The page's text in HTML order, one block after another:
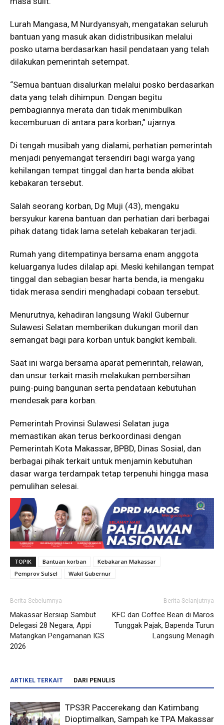
Lurah Mangasa, M Nurdyansyah, mengatakan seluruh
bantuan yang masuk akan didistribusikan melalui
posko utama berdasarkan hasil pendataan yang telah
dilakukan pemerintah setempat.
“Semua bantuan disalurkan melalui posko berdasarkan
data yang telah dihimpun. Dengan begitu
pembagiannya merata dan tidak menimbulkan
kecemburuan di antara para korban,” ujarnya.
Di tengah musibah yang dialami, perhatian pemerintah
menjadi penyemangat tersendiri bagi warga yang
kehilangan tempat tinggal dan harta benda akibat
kebakaran tersebut.
Salah seorang korban, Dg Muji (43), mengaku
bersyukur karena bantuan dan perhatian dari berbagai
pihak datang tidak lama setelah kebakaran terjadi.
Rumah yang ditempatinya bersama enam anggota
keluarganya ludes dilalap api. Meski kehilangan tempat
tinggal dan sebagian besar harta benda, ia mengaku
tidak merasa sendiri menghadapi cobaan tersebut.
Menurutnya, kehadiran langsung Wakil Gubernur
Sulawesi Selatan memberikan dukungan moril dan
semangat bagi para korban untuk bangkit kembali.
Saat ini warga bersama aparat pemerintah, relawan,
dan unsur terkait masih melakukan pembersihan
puing-puing bangunan serta pendataan kebutuhan
mendesak para korban.
Pemerintah Provinsi Sulawesi Selatan juga
memastikan akan terus berkoordinasi dengan
Pemerintah Kota Makassar, BPBD, Dinas Sosial, dan
berbagai pihak terkait untuk menjamin kebutuhan
dasar warga terdampak tetap terpenuhi hingga masa
pemulihan selesai.
TOPIK Bantuan korban
Kebakaran Makassar
Pemprov Sulsel
Wakil Gubernur
Berita Sebelumnya
Makassar Bersiap Sambut
Delegasi 28 Negara, Appi
Matangkan Pengamanan IGS
2026
Berita Selanjutnya
KFC dan Coffee Bean di Maros
Tunggak Pajak, Bapenda Turun
Langsung Menagih
ARTIKEL TERKAIT DARI PENULIS
TPS3R Paccerekang dan Katimbang
Dioptimalkan, Sampah ke TPA Makassar